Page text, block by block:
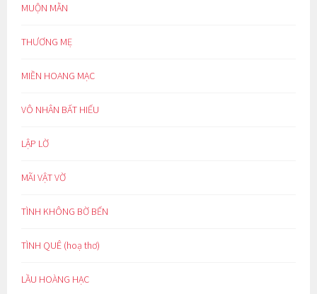
MUỘN MẰN
THƯƠNG MẸ
MIỀN HOANG MẠC
VÔ NHÂN BẤT HIẾU
LẬP LỜ
MÃI VẬT VỜ
TÌNH KHÔNG BỜ BẾN
TÌNH QUÊ (hoạ thơ)
LẦU HOÀNG HẠC